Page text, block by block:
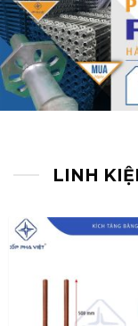
LINH